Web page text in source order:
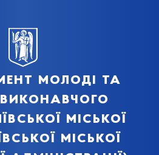
молоді та
міської
міської